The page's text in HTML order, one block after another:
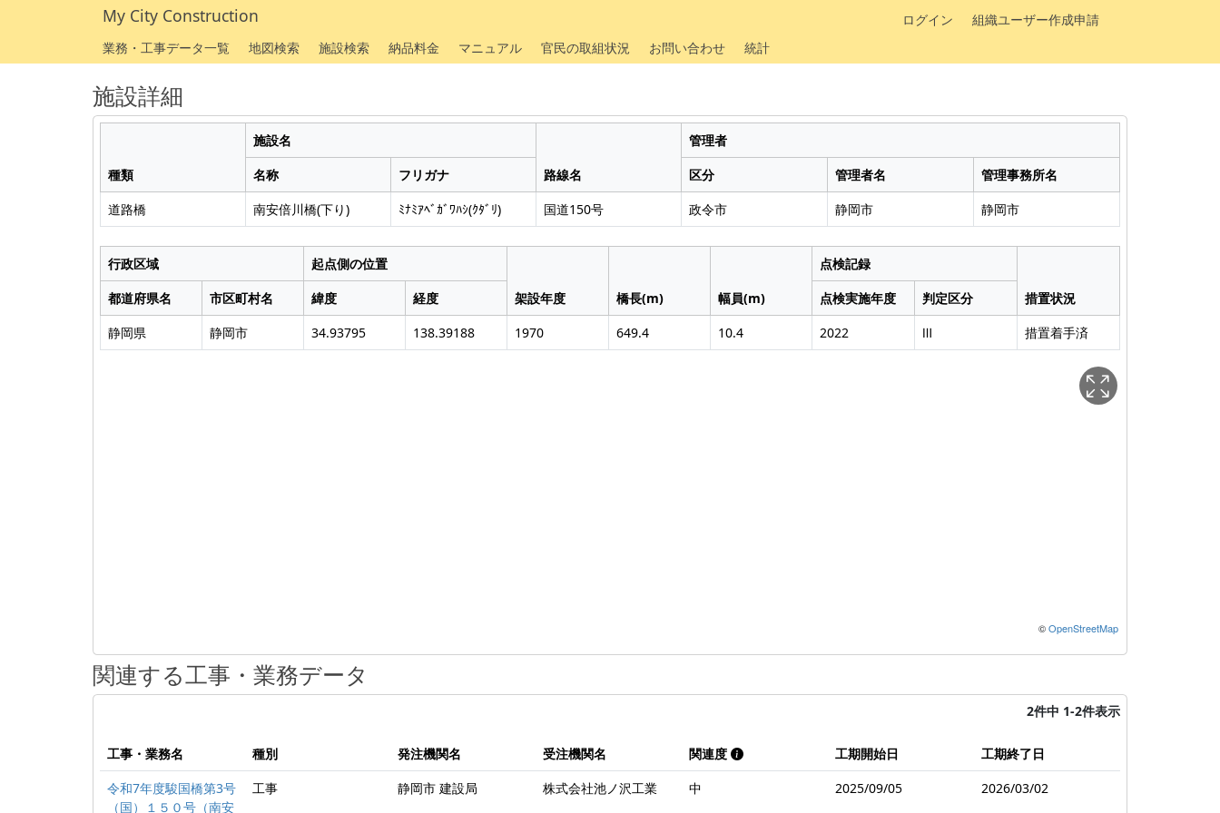
My City Construction ログイン
組織ユーザー作成申請
業務・工事データ一覧
地図検索 施設検索 納品料金 マニュアル 官民の取組状況 お問い合わせ 統計
施設詳細
種類
施設名
路線名
管理者
名称
フリガナ 区分 管理者名
管理事務所名
道路橋
南安倍川橋(下り) ﾐﾅﾐｱﾍﾞｶﾞﾜﾊｼ(ｸﾀﾞﾘ) 国道150号 政令市 静岡市 静岡市
行政区域
起点側の位置
架設年度
橋長(m) 幅員(m)
点検記録
措置状況
都道府県名 市区町村名 緯度 経度 点検実施年度
判定区分
静岡県
静岡市 34.93795 138.39188 1970 649.4 10.4 2022 Ⅲ 措置着手済
©OpenStreetMap
関連する工事・業務データ
2件中 1-2件表示
工事・業務名 種別 発注機関名 受注機関名 関連度 工期開始日
工期終了日
令和7年度駿国橋第3号
（国）１５０号（南安
工事 静岡市 建設局 株式会社池ノ沢工業 中 2025/09/05 2026/03/02